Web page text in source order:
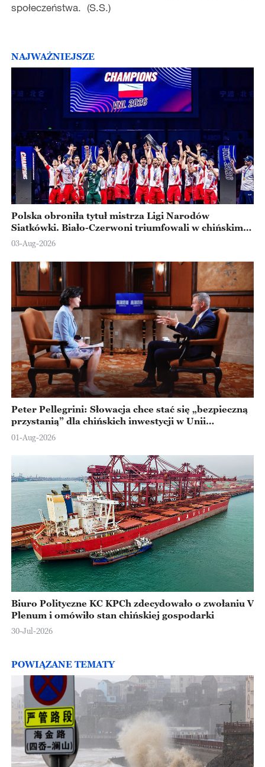
społeczeństwa. (S.S.)
NAJWAŻNIEJSZE
Polska obroniła tytuł mistrza Ligi Narodów
Siatkówki. Biało-Czerwoni triumfowali w chińskim
Ningbo
03-Aug-2026
Peter Pellegrini: Słowacja chce stać się „bezpieczną
przystanią” dla chińskich inwestycji w Unii
Europejskiej
01-Aug-2026
Biuro Polityczne KC KPCh zdecydowało o zwołaniu V
Plenum i omówiło stan chińskiej gospodarki
30-Jul-2026
POWIĄZANE TEMATY